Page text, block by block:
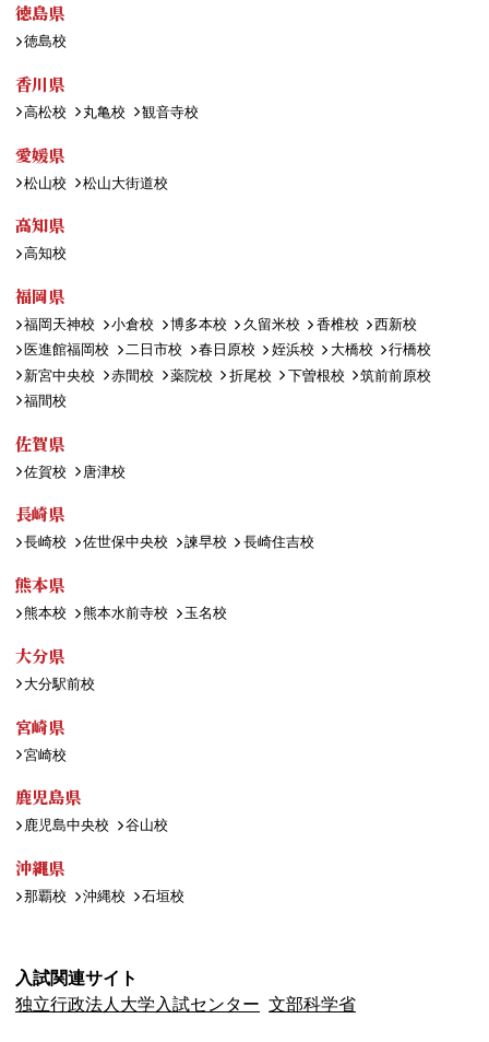
徳島県
徳島校
香川県
高松校 丸亀校 観音寺校
愛媛県
松山校 松山大街道校
高知県
高知校
福岡県
福岡天神校 小倉校 博多本校 久留米校 香椎校
西新校
医進館福岡校
二日市校 春日原校 姪浜校 大橋校
行橋校
新宮中央校
赤間校 薬院校 折尾校 下曽根校
筑前前原校
福間校
佐賀県
佐賀校 唐津校
長崎県
長崎校 佐世保中央校 諫早校 長崎住吉校
熊本県
熊本校 熊本水前寺校 玉名校
大分県
大分駅前校
宮崎県
宮崎校
鹿児島県
鹿児島中央校 谷山校
沖縄県
那覇校 沖縄校 石垣校
入試関連サイト
独立行政法人大学入試センター 文部科学省